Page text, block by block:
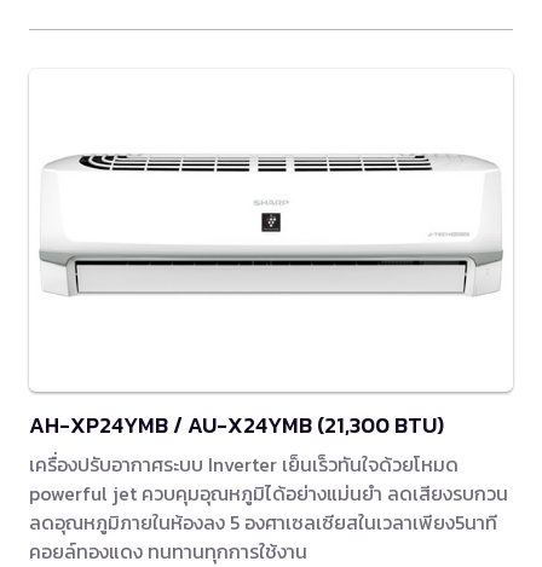
AH-XP24YMB / AU-X24YMB (21,300 BTU)
เครื่องปรับอากาศระบบ Inverter เย็นเร็วทันใจด้วยโหมด
powerful jet ควบคุมอุณหภูมิได้อย่างแม่นยำ ลดเสียงรบกวน
ลดอุณหภูมิภายในห้องลง 5 องศาเซลเซียสในเวลาเพียง5นาที
คอยล์ทองแดง ทนทานทุกการใช้งาน